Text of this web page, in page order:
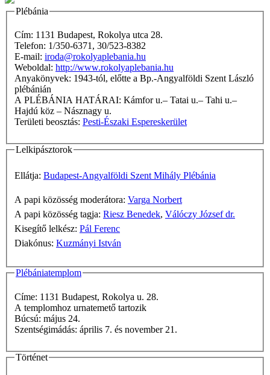
Plébánia
Cím: 1131 Budapest, Rokolya utca 28.
Telefon: 1/350-6371, 30/523-8382
E-mail: iroda@rokolyaplebania.hu
Weboldal: http://www.rokolyaplebania.hu
Anyakönyvek: 1943-tól, előtte a Bp.-Angyalföldi Szent László
plébánián
A PLÉBÁNIA HATÁRAI: Kámfor u.– Tatai u.– Tahi u.–
Hajdú köz – Násznagy u.
Területi beosztás: Pesti-Északi Espereskerület
Lelkipásztorok
Ellátja: Budapest-Angyalföldi Szent Mihály Plébánia
A papi közösség moderátora: Varga Norbert
A papi közösség tagja: Riesz Benedek, Válóczy József dr.
Kisegítő lelkész: Pál Ferenc
Diakónus: Kuzmányi István
Plébániatemplom
Címe: 1131 Budapest, Rokolya u. 28.
A templomhoz urnatemető tartozik
Búcsú: május 24.
Szentségimádás: április 7. és november 21.
Történet